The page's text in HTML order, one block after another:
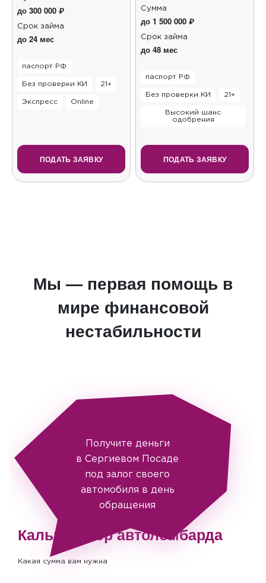
до 300 000 ₽
Срок займа
до 24 мес
паспорт РФ
Без проверки КИ 21+
Экспресс Online
ПОДАТЬ ЗАЯВКУ
Сумма
до 1 500 000 ₽
Срок займа
до 48 мес
паспорт РФ
Без проверки КИ 21+
Высокий шанс
одобрения
ПОДАТЬ ЗАЯВКУ
Мы — первая помощь в
мире финансовой
нестабильности
Получите деньги
в Сергиевом Посаде
под залог своего
автомобиля в день
обращения
Калькулятор автоломбарда
Какая сумма вам нужна